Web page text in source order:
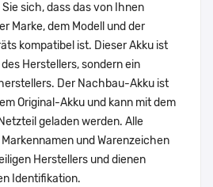
sich, dass das von Ihnen
Marke, dem Modell und der
kompatibel ist. Dieser Akku ist
Herstellers, sondern ein
Der Nachbau-Akku ist
Original-Akku und kann mit dem
geladen werden. Alle
und Warenzeichen
Herstellers und dienen
Identifikation.